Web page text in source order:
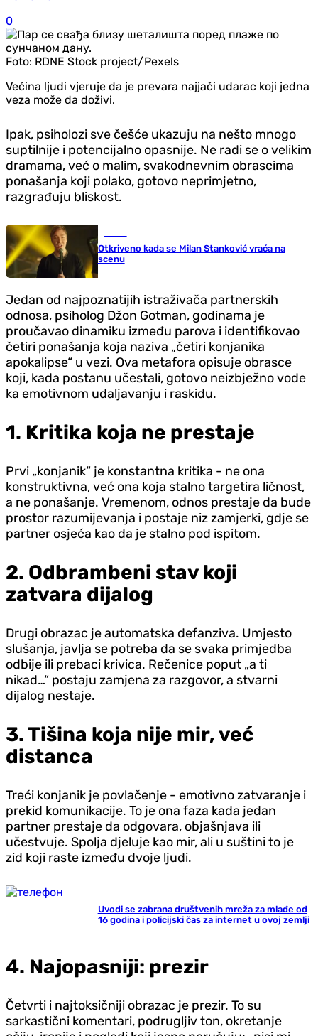
0
Foto: RDNE Stock project/Pexels
Većina ljudi vjeruje da je prevara najjači udarac koji jedna
veza može da doživi.
Ipak, psiholozi sve češće ukazuju na nešto mnogo
suptilnije i potencijalno opasnije. Ne radi se o velikim
dramama, već o malim, svakodnevnim obrascima
ponašanja koji polako, gotovo neprimjetno,
razgrađuju bliskost.
Otkriveno kada se Milan Stanković vraća na
scenu
Jedan od najpoznatijih istraživača partnerskih
odnosa, psiholog Džon Gotman, godinama je
proučavao dinamiku između parova i identifikovao
četiri ponašanja koja naziva „četiri konjanika
apokalipse“ u vezi. Ova metafora opisuje obrasce
koji, kada postanu učestali, gotovo neizbježno vode
ka emotivnom udaljavanju i raskidu.
1. Kritika koja ne prestaje
Prvi „konjanik“ je konstantna kritika - ne ona
konstruktivna, već ona koja stalno targetira ličnost,
a ne ponašanje. Vremenom, odnos prestaje da bude
prostor razumijevanja i postaje niz zamjerki, gdje se
partner osjeća kao da je stalno pod ispitom.
2. Odbrambeni stav koji
zatvara dijalog
Drugi obrazac je automatska defanziva. Umjesto
slušanja, javlja se potreba da se svaka primjedba
odbije ili prebaci krivica. Rečenice poput „a ti
nikad…“ postaju zamjena za razgovor, a stvarni
dijalog nestaje.
3. Tišina koja nije mir, već
distanca
Treći konjanik je povlačenje - emotivno zatvaranje i
prekid komunikacije. To je ona faza kada jedan
partner prestaje da odgovara, objašnjava ili
učestvuje. Spolja djeluje kao mir, ali u suštini to je
zid koji raste između dvoje ljudi.
Uvodi se zabrana društvenih mreža za mlađe od
16 godina i policijski čas za internet u ovoj zemlji
4. Najopasniji: prezir
Četvrti i najtoksičniji obrazac je prezir. To su
sarkastični komentari, podrugljiv ton, okretanje